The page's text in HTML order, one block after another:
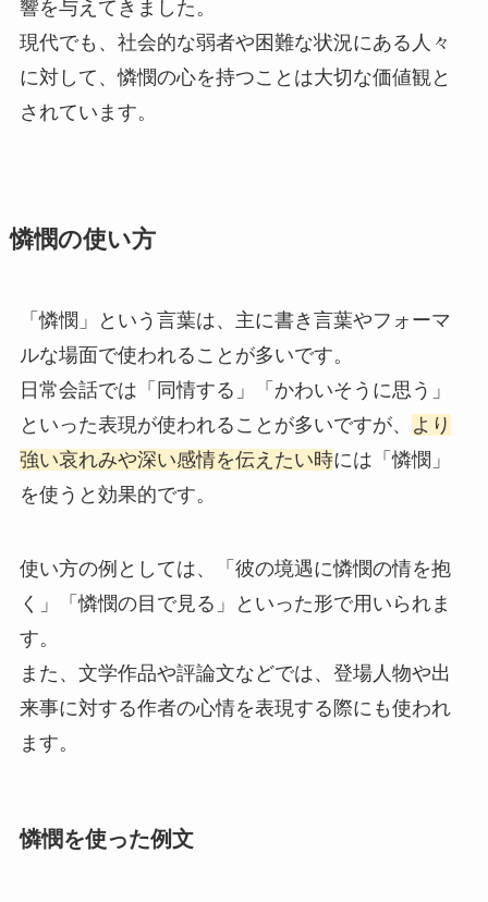
響を与えてきました。
現代でも、社会的な弱者や困難な状況にある人々
に対して、憐憫の心を持つことは大切な価値観と
されています。
憐憫の使い方
「憐憫」という言葉は、主に書き言葉やフォーマ
ルな場面で使われることが多いです。
日常会話では「同情する」「かわいそうに思う」
といった表現が使われることが多いですが、
より
強い哀れみや深い感情を伝えたい時には「憐憫」
を使うと効果的です。
使い方の例としては、「彼の境遇に憐憫の情を抱
く」「憐憫の目で見る」といった形で用いられま
す。
また、文学作品や評論文などでは、登場人物や出
来事に対する作者の心情を表現する際にも使われ
ます。
憐憫を使った例文